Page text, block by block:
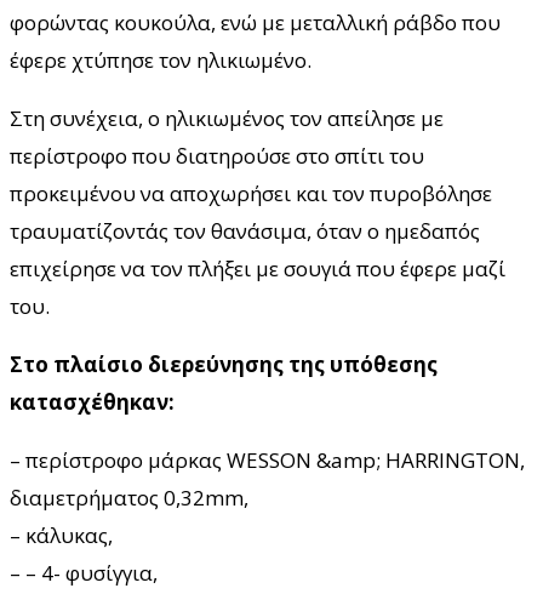
φορώντας κουκούλα, ενώ με μεταλλική ράβδο που
έφερε χτύπησε τον ηλικιωμένο.
Στη συνέχεια, ο ηλικιωμένος τον απείλησε με
περίστροφο που διατηρούσε στο σπίτι του
προκειμένου να αποχωρήσει και τον πυροβόλησε
τραυματίζοντάς τον θανάσιμα, όταν ο ημεδαπός
επιχείρησε να τον πλήξει με σουγιά που έφερε μαζί
του.
Στο πλαίσιο διερεύνησης της υπόθεσης
κατασχέθηκαν:
– περίστροφο μάρκας WESSON &amp; HARRINGTON,
διαμετρήματος 0,32mm,
– κάλυκας,
– – 4- φυσίγγια,